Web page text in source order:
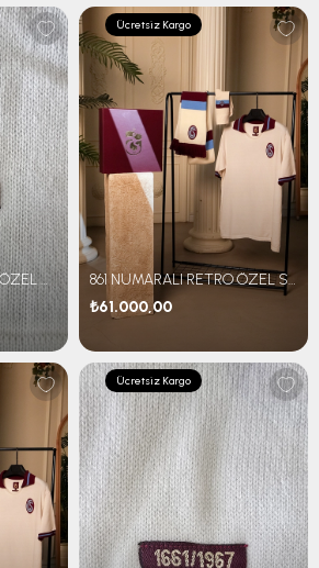
261 NUMARALI RETRO ÖZEL SET
861 NUMARALI RETRO ÖZEL SET
₺61.000,00
Ücretsiz Kargo
Ücretsiz Kargo